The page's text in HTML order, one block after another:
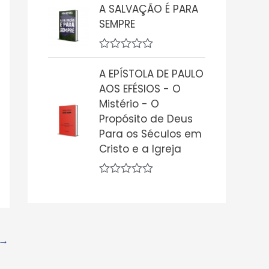
→
ã
o
d
a
l
i
a
ç
o
d
e
5
A SALVAÇÃO É PARA
SEMPRE
A
v
a
l
i
a
ç
ã
o
0
d
e
A EPÍSTOLA DE PAULO
AOS EFÉSIOS - O
Mistério - O
Propósito de Deus
Para os Séculos em
Cristo e a Igreja